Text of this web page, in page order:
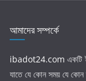
আমাদের সম্পর্কে
ibadot24.com একটি
যাতে যে কোন সময় যে কোন